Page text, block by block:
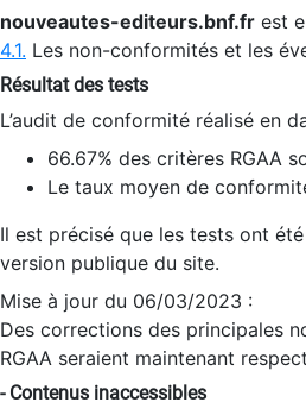
nouveautes-editeurs.bnf.fr est
4.1. Les non-conformités et les
Résultat des tests
L’audit de conformité réalisé en
66.67% des critères RGAA
Le taux moyen de
Il est précisé que les tests ont
version publique du site.
Mise à jour du 06/03/2023 :
Des corrections des principales
RGAA seraient maintenant
- Contenus inaccessibles